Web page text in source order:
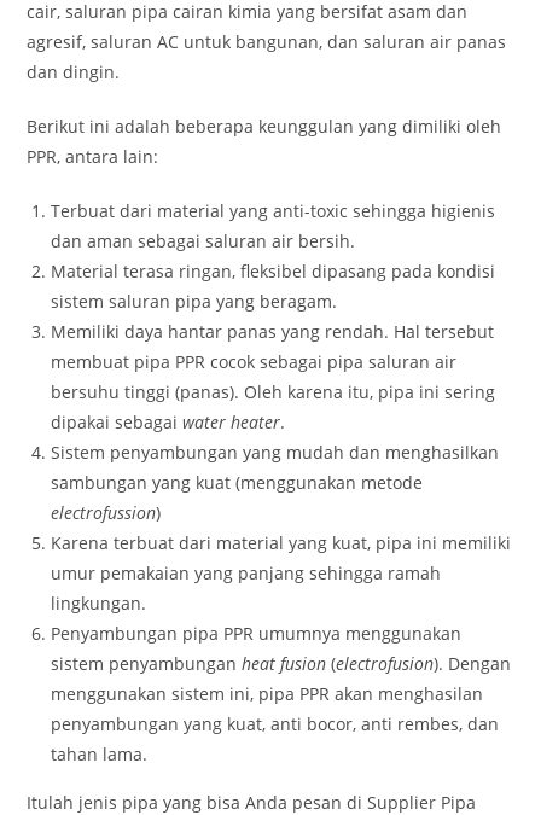
cair, saluran pipa cairan kimia yang bersifat asam dan
agresif, saluran AC untuk bangunan, dan saluran air panas
dan dingin.
Berikut ini adalah beberapa keunggulan yang dimiliki oleh
PPR, antara lain:
Terbuat dari material yang anti-toxic sehingga higienis
dan aman sebagai saluran air bersih.
Material terasa ringan, fleksibel dipasang pada kondisi
sistem saluran pipa yang beragam.
Memiliki daya hantar panas yang rendah. Hal tersebut
membuat pipa PPR cocok sebagai pipa saluran air
bersuhu tinggi (panas). Oleh karena itu, pipa ini sering
dipakai sebagaiwater heater.
Sistem penyambungan yang mudah dan menghasilkan
sambungan yang kuat (menggunakan metode
electrofussion)
Karena terbuat dari material yang kuat, pipa ini memiliki
umur pemakaian yang panjang sehingga ramah
lingkungan.
Penyambungan pipa PPR umumnya menggunakan
sistem penyambunganheat fusion (electrofusion). Dengan
menggunakan sistem ini, pipa PPR akan menghasilan
penyambungan yang kuat, anti bocor, anti rembes, dan
tahan lama.
Itulah jenis pipa yang bisa Anda pesan di Supplier Pipa